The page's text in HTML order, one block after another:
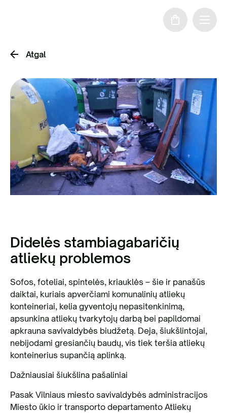
Atgal
Didelės stambiagabaričių
atliekų problemos
Sofos, foteliai, spintelės, kriauklės – šie ir panašūs
daiktai, kuriais apverčiami komunalinių atliekų
konteineriai, kelia gyventojų nepasitenkinimą,
apsunkina atliekų tvarkytojų darbą bei papildomai
apkrauna savivaldybės biudžetą. Deja, šiukšlintojai,
nebijodami gresiančių baudų, vis tiek teršia atliekų
konteinerius supančią aplinką.
Dažniausiai šiukšlina pašaliniai
Pasak Vilniaus miesto savivaldybės administracijos
Miesto ūkio ir transporto departamento Atliekų